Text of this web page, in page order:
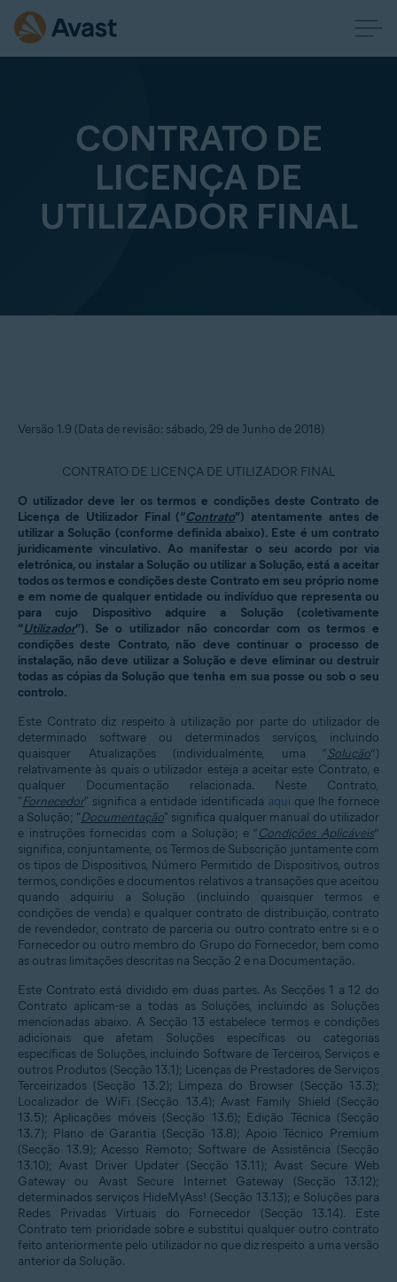
CONTRATO DE
LICENÇA DE
UTILIZADOR FINAL
Versão 1.9 (Data de revisão: sábado, 29 de Junho de 2018)
CONTRATO DE LICENÇA DE UTILIZADOR FINAL
O utilizador deve ler os termos e condições deste Contrato de
Licença de Utilizador Final (“Contrato”) atentamente antes de
utilizar a Solução (conforme definida abaixo). Este é um contrato
juridicamente vinculativo. Ao manifestar o seu acordo por via
eletrónica, ou instalar a Solução ou utilizar a Solução, está a aceitar
todos os termos e condições deste Contrato em seu próprio nome
e em nome de qualquer entidade ou indivíduo que representa ou
para cujo Dispositivo adquire a Solução (coletivamente
“Utilizador”). Se o utilizador não concordar com os termos e
condições deste Contrato, não deve continuar o processo de
instalação, não deve utilizar a Solução e deve eliminar ou destruir
todas as cópias da Solução que tenha em sua posse ou sob o seu
controlo.
Este Contrato diz respeito à utilização por parte do utilizador de
determinado software ou determinados serviços, incluindo
quaisquer Atualizações (individualmente, uma “Solução”)
relativamente às quais o utilizador esteja a aceitar este Contrato, e
qualquer Documentação relacionada. Neste Contrato,
"Fornecedor" significa a entidade identificada aqui que lhe fornece
a Solução; "Documentação" significa qualquer manual do utilizador
e instruções fornecidas com a Solução; e “Condições Aplicáveis”
significa, conjuntamente, os Termos de Subscrição juntamente com
os tipos de Dispositivos, Número Permitido de Dispositivos, outros
termos, condições e documentos relativos a transações que aceitou
quando adquiriu a Solução (incluindo quaisquer termos e
condições de venda) e qualquer contrato de distribuição, contrato
de revendedor, contrato de parceria ou outro contrato entre si e o
Fornecedor ou outro membro do Grupo do Fornecedor, bem como
as outras limitações descritas na Secção 2 e na Documentação.
Este Contrato está dividido em duas partes. As Secções 1 a 12 do
Contrato aplicam-se a todas as Soluções, incluindo as Soluções
mencionadas abaixo. A Secção 13 estabelece termos e condições
adicionais que afetam Soluções específicas ou categorias
específicas de Soluções, incluindo Software de Terceiros, Serviços e
outros Produtos (Secção 13.1); Licenças de Prestadores de Serviços
Terceirizados (Secção 13.2); Limpeza do Browser (Secção 13.3);
Localizador de WiFi (Secção 13.4); Avast Family Shield (Secção
13.5); Aplicações móveis (Secção 13.6); Edição Técnica (Secção
13.7); Plano de Garantia (Secção 13.8); Apoio Técnico Premium
(Secção 13.9); Acesso Remoto; Software de Assistência (Secção
13.10); Avast Driver Updater (Secção 13.11); Avast Secure Web
Gateway ou Avast Secure Internet Gateway (Secção 13.12);
determinados serviços HideMyAss! (Secção 13.13); e Soluções para
Redes Privadas Virtuais do Fornecedor (Secção 13.14). Este
Contrato tem prioridade sobre e substitui qualquer outro contrato
feito anteriormente pelo utilizador no que diz respeito a uma versão
anterior da Solução.